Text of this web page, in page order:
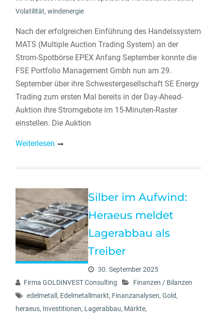
Volatilität, windenergie
Nach der erfolgreichen Einführung des Handelssystem
MATS (Multiple Auction Trading System) an der
Strom-Spotbörse EPEX Anfang September konnte die
FSE Portfolio Management Gmbh nun am 29.
September über ihre Schwestergesellschaft SE Energy
Trading zum ersten Mal bereits in der Day-Ahead-
Auktion ihre Stromgebote im 15-Minuten-Raster
einstellen. Die Auktion
Weiterlesen
Silber im Aufwind:
Heraeus meldet
Lagerabbau als
Treiber
30. September 2025
Firma GOLDINVEST Consulting
Finanzen / Bilanzen
edelmetall , Edelmetallmarkt, Finanzanalysen, Gold,
heraeus, Investitionen, Lagerabbau, Märkte,